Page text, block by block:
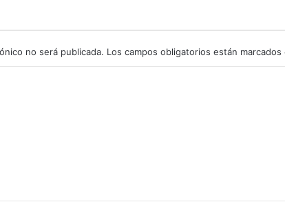
no será publicada. Los campos obligatorios están marcados